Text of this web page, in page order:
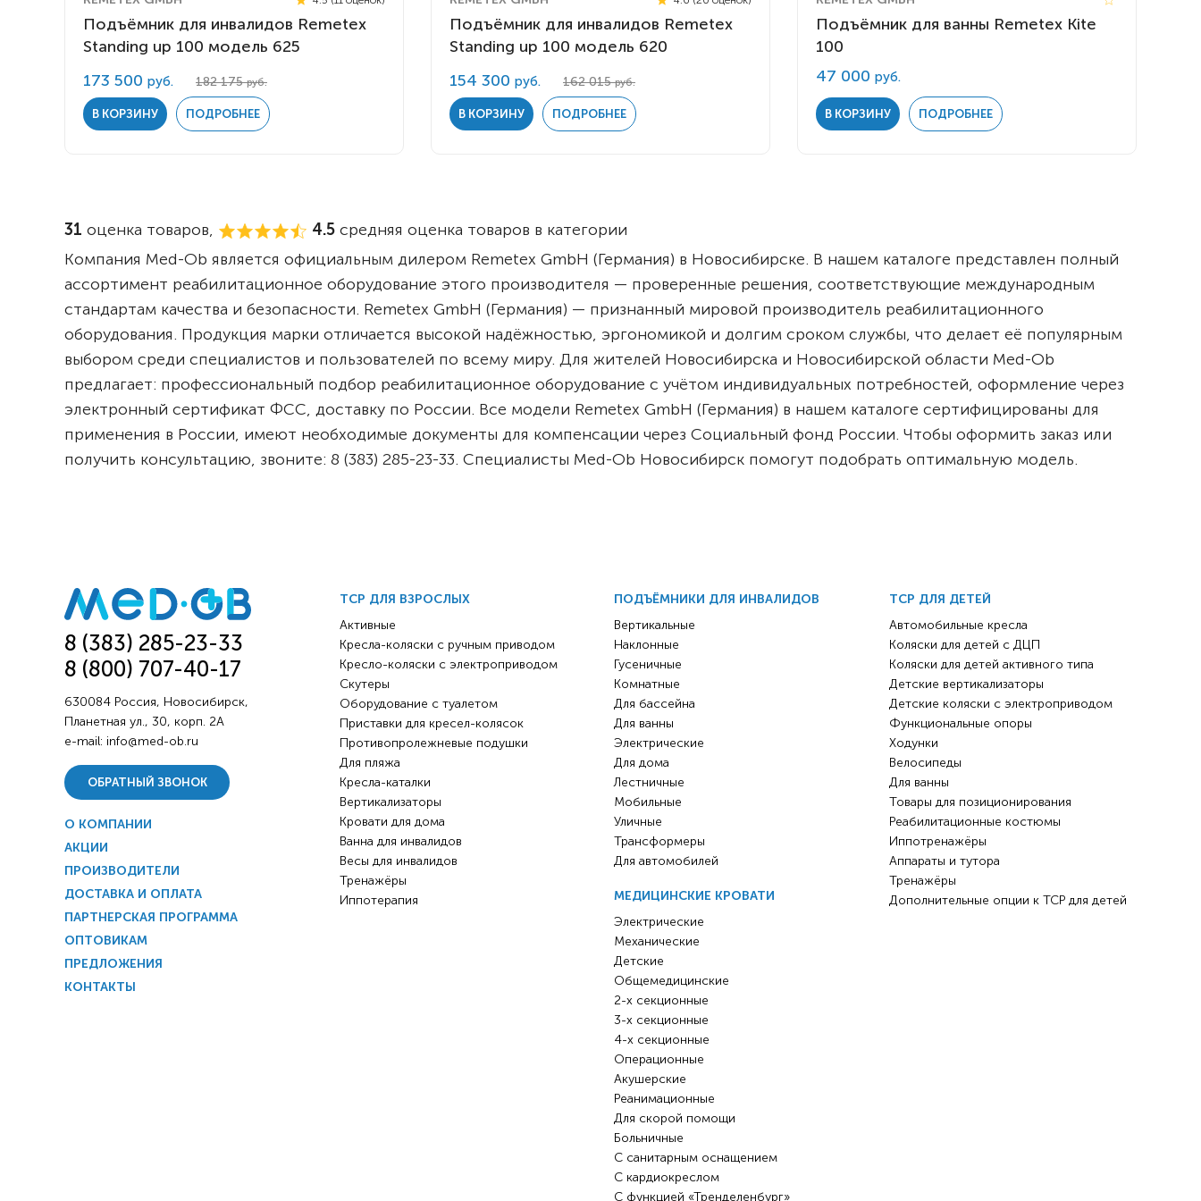
электроприводом
Скутеры
Оборудование с туалетом
Приставки для кресел-
Для пляжа
Кресла-каталки
Вертикализаторы
Ванна для инвалидов
Кислородное оборудование
Комнатные
Для бассейна
Для ванны
Электрические
Уличные
Трансформеры
Подъёмник для инвалидов Remetex
Standing up 100 модель 625
173 500 руб. 182 175руб.
В КОРЗИНУ ПОДРОБНЕЕ
Подъёмник для инвалидов Remetex
Standing up 100 модель 620
154 300 руб. 162 015руб.
В КОРЗИНУ ПОДРОБНЕЕ
Подъёмник для ванны Remetex Kite
100
47 000 руб.
В КОРЗИНУ ПОДРОБНЕЕ
31 оценка товаров, 4.5 средняя оценка товаров в категории
Компания Med-Ob является официальным дилером Remetex GmbH (Германия) в Новосибирске. В нашем каталоге представлен полный
ассортимент реабилитационное оборудование этого производителя — проверенные решения, соответствующие международным
стандартам качества и безопасности. Remetex GmbH (Германия) — признанный мировой производитель реабилитационного
оборудования. Продукция марки отличается высокой надёжностью, эргономикой и долгим сроком службы, что делает её популярным
выбором среди специалистов и пользователей по всему миру. Для жителей Новосибирска и Новосибирской области Med-Ob
предлагает: профессиональный подбор реабилитационное оборудование с учётом индивидуальных потребностей, оформление через
электронный сертификат ФСС, доставку по России. Все модели Remetex GmbH (Германия) в нашем каталоге сертифицированы для
применения в России, имеют необходимые документы для компенсации через Социальный фонд России. Чтобы оформить заказ или
получить консультацию, звоните: 8 (383) 285-23-33. Специалисты Med-Ob Новосибирск помогут подобрать оптимальную модель.
8 (383) 285-23-33
8 (800) 707-40-17
630084 Россия, Новосибирск,
Планетная ул., 30, корп. 2А
e-mail: info@med-ob.ru
ОБРАТНЫЙ ЗВОНОК
О КОМПАНИИ
АКЦИИ
ПРОИЗВОДИТЕЛИ
ДОСТАВКА И ОПЛАТА
ПАРТНЕРСКАЯ ПРОГРАММА
ОПТОВИКАМ
ПРЕДЛОЖЕНИЯ
КОНТАКТЫ
ТСР ДЛЯ ВЗРОСЛЫХ
Активные
Кресла-коляски с ручным приводом
Кресло-коляски с электроприводом
Скутеры
Оборудование с туалетом
Приставки для кресел-колясок
Противопролежневые подушки
Для пляжа
Кресла-каталки
Вертикализаторы
Кровати для дома
Ванна для инвалидов
Весы для инвалидов
Тренажёры
Иппотерапия
ПОДЪЁМНИКИ ДЛЯ ИНВАЛИДОВ
Вертикальные
Наклонные
Гусеничные
Комнатные
Для бассейна
Для ванны
Электрические
Для дома
Лестничные
Мобильные
Уличные
Трансформеры
Для автомобилей
МЕДИЦИНСКИЕ КРОВАТИ
Электрические
Механические
Детские
Общемедицинские
2-х секционные
3-х секционные
4-х секционные
Операционные
Акушерские
Реанимационные
Для скорой помощи
Больничные
С санитарным оснащением
С кардиокреслом
С функцией «Тренделенбург»
ТСР ДЛЯ ДЕТЕЙ
Автомобильные кресла
Коляски для детей с ДЦП
Коляски для детей активного типа
Детские вертикализаторы
Детские коляски с электроприводом
Функциональные опоры
Ходунки
Велосипеды
Для ванны
Товары для позиционирования
Реабилитационные костюмы
Иппотренажёры
Аппараты и тутора
Тренажёры
Дополнительные опции к ТСР для детей